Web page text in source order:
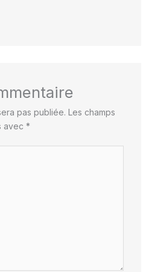
pas publiée. Les champs
avec *